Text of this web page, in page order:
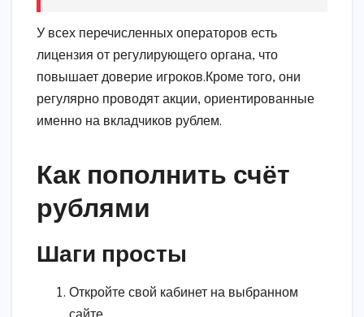
У всех перечисленных операторов есть
лицензия от регулирующего органа, что
повышает доверие игроков.Кроме того, они
регулярно проводят акции, ориентированные
именно на вкладчиков рублем.
Как пополнить счёт
рублями
Шаги просты
Откройте свой кабинет на выбранном